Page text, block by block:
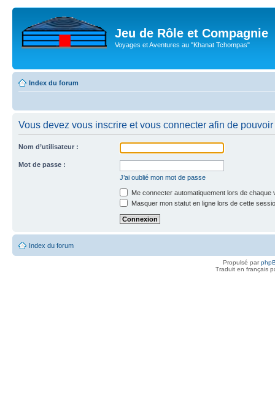
Jeu de Rôle et Compagnie
Voyages et Aventures au "Khanat Tchompas"
Index du forum
Vous devez vous inscrire et vous connecter afin de
Nom d’utilisateur :
Mot de passe :
J’ai oublié mon mot de passe
Me connecter automatiquement lors de chaque
Masquer mon statut en ligne lors de cette
Index du forum
Propulsé par
Traduit en français